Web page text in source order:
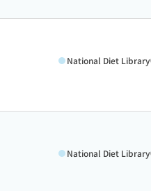
National Diet Library
National Diet Library